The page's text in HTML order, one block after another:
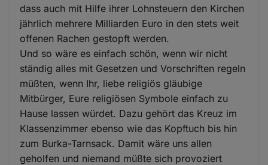
dass auch mit Hilfe ihrer Lohnsteuern den Kirchen
jährlich mehrere Milliarden Euro in den stets weit
offenen Rachen gestopft werden.
Und so wäre es einfach schön, wenn wir nicht
ständig alles mit Gesetzen und Vorschriften regeln
müßten, wenn Ihr, liebe religiös gläubige
Mitbürger, Eure religiösen Symbole einfach zu
Hause lassen würdet. Dazu gehört das Kreuz im
Klassenzimmer ebenso wie das Kopftuch bis hin
zum Burka-Tarnsack. Damit wäre uns allen
geholfen und niemand müßte sich provoziert